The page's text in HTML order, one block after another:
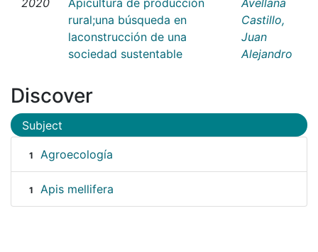
rural;una búsqueda en
laconstrucción de una
sociedad sustentable
Castillo,
Juan
Alejandro
Discover
Subject
1 Agroecología
1 Apis mellifera